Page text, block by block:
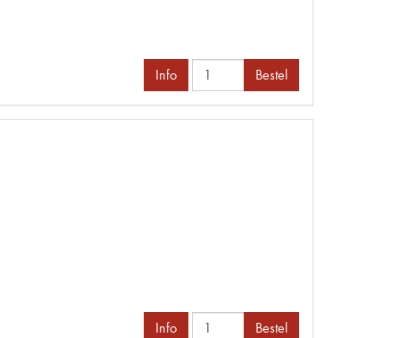
Info
Bestel
Info
Bestel